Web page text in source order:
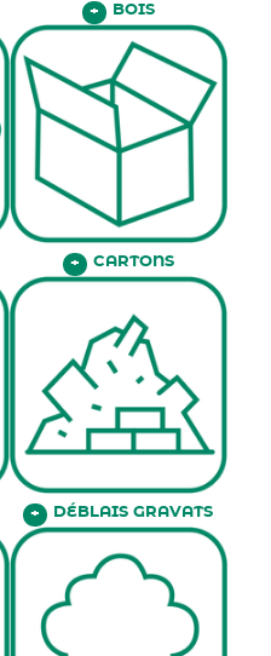
+ BOIS
+ CARTONS
+ DÉBLAIS GRAVATS